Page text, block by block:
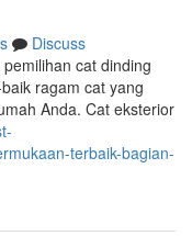
Discuss
cat dinding
ragam cat yang
Anda. Cat eksterior
terbaik-bagian-